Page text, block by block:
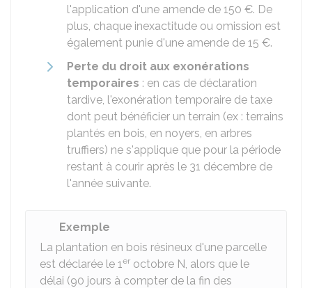
l'application d'une amende de 150 €. De
plus, chaque inexactitude ou omission est
également punie d'une amende de 15 €.
Perte du droit aux exonérations
temporaires : en cas de déclaration
tardive, l'exonération temporaire de taxe
dont peut bénéficier un terrain (ex : terrains
plantés en bois, en noyers, en arbres
truffiers) ne s'applique que pour la période
restant à courir après le 31 décembre de
l'année suivante.
Exemple
La plantation en bois résineux d'une parcelle
est déclarée le 1er octobre N, alors que le
délai (90 jours à compter de la fin des